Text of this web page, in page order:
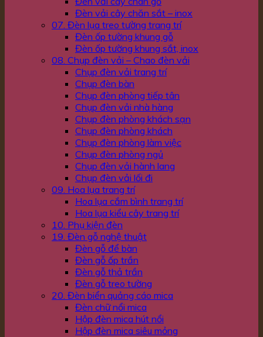
Đèn vải cây chăn sắt – inox
07. Đèn lụa treo tường trang trí
Đèn ốp tường khung gỗ
Đèn ốp tường khung sắt, inox
08. Chụp đèn vải – Chao đèn vải
Chụp đèn vải trang trí
Chụp đèn bàn
Chụp đèn phòng tiếp tân
Chụp đèn vải nhà hàng
Chụp đèn phòng khách sạn
Chụp đèn phòng khách
Chụp đèn phòng làm việc
Chụp đèn phòng ngủ
Chụp đèn vải hành lang
Chụp đèn vải lối đi
09. Hoa lụa trang trí
Hoa lụa cắm bình trang trí
Hoa lụa kiểu cây trang trí
10. Phụ kiện đèn
19. Đèn gỗ nghệ thuật
Đèn gỗ để bàn
Đèn gỗ ốp trần
Đèn gỗ thả trần
Đèn gỗ treo tường
20. Đèn biển quảng cáo mica
Đèn chữ nổi mica
Hộp đèn mica hút nổi
Hộp đèn mica siêu mỏng